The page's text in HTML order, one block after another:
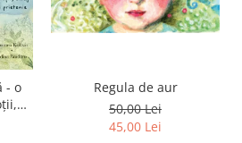
- o
Regula de aur
50,00 Lei
45,00 Lei